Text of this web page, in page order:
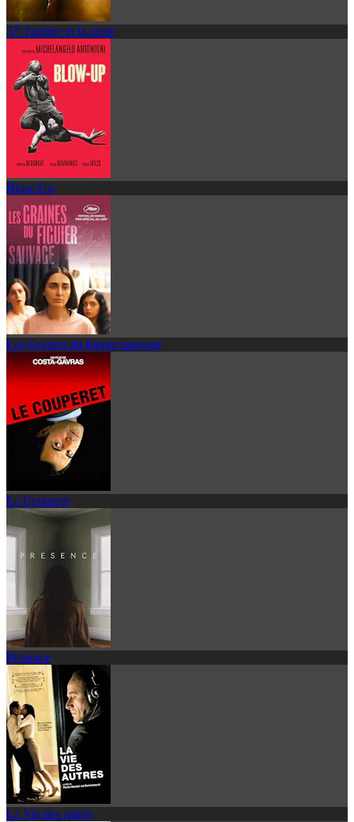
37: l'ombre et la proie
Blow-Up
Les Graines du figuier sauvage
Le Couperet
Presence
La Vie des autres